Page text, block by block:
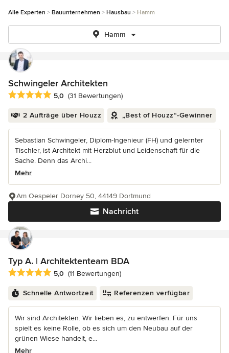
Alle Experten Bauunternehmen Hausbau Hamm
Hamm
Schwingeler Architekten
Durchschnittliche Bewertung: 5 von 5 Sternen
5,0 (31 Bewertungen)
2 Aufträge über Houzz „Best of Houzz“-Gewinner
Sebastian Schwingeler, Diplom-Ingenieur (FH) und gelernter
Tischler, ist Architekt mit Herzblut und Leidenschaft für die
Sache. Denn das Archi...
Mehr
Nachricht
Am Oespeler Dorney 50, 44149 Dortmund
Typ A. | Architektenteam BDA
Durchschnittliche Bewertung: 5 von 5 Sternen
5,0 (11 Bewertungen)
Schnelle Antwortzeit Referenzen verfügbar
Wir sind Architekten. Wir lieben es, zu entwerfen. Für uns
spielt es keine Rolle, ob es sich um den Neubau auf der
grünen Wiese handelt, e...
Mehr